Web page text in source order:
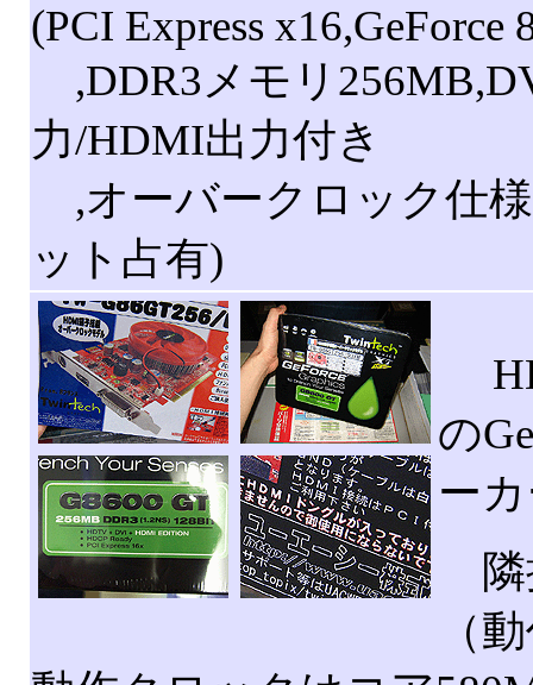
(PCI Express x16,GeForce
,DDR3メモリ
力/HDMI出力付き
,オーバークロック仕
ット占有)
の
ー
隣
（